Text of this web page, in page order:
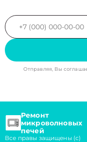
Отправляя, Вы
Ремонт
микроволновых
печей
Все правы защищены (с)